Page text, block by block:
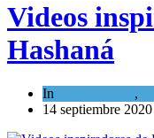
Videos
Hashaná
In ,
14 septiembre 2020